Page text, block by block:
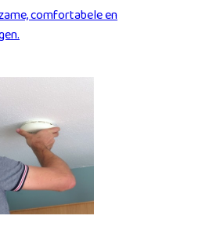
comfortabele en